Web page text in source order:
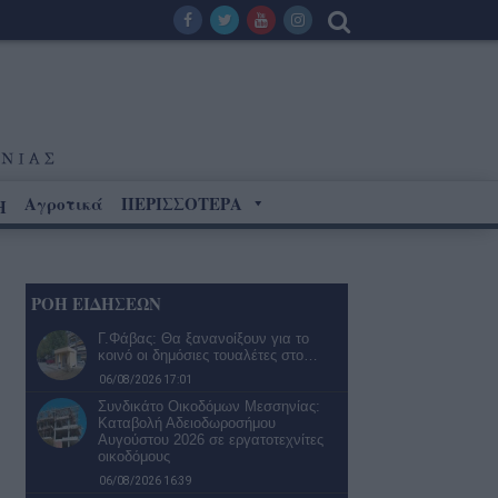
Αγροτικά ΠΕΡΙΣΣΟΤΕΡΑ
ΡΟΗ ΕΙΔΗΣΕΩΝ
Γ.Φάβας: Θα ξανανοίξουν για το
κοινό οι δημόσιες τουαλέτες στο…
06/08/2026 17:01
Συνδικάτο Οικοδόμων Μεσσηνίας:
Καταβολή Αδειοδωροσήμου
Αυγούστου 2026 σε εργατοτεχνίτες
οικοδόμους
06/08/2026 16:39